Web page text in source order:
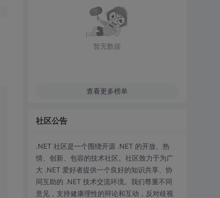
暂无数据
查看更多榜单
社区公告
.NET 社区是一个围绕开源 .NET 的开放、热
情、创新、包容的技术社区。社区致力于为广
大 .NET 爱好者提供一个良好的知识共享、协
同互助的 .NET 技术交流环境。我们尊重不同
意见，支持健康理性的辩论和互动，反对歧视